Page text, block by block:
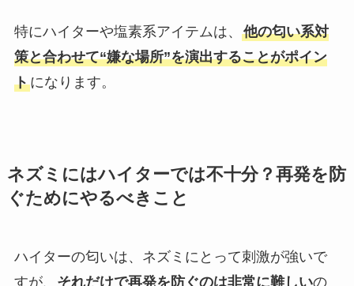
特にハイターや塩素系アイテムは、 他の匂い系対
策と合わせて“嫌な場所”を演出することがポイン
トになります。
ネズミにはハイターでは不十分？再発を防
ぐためにやるべきこと
ハイターの匂いは、ネズミにとって刺激が強いで
すが、 それだけで再発を防ぐのは非常に難しいの